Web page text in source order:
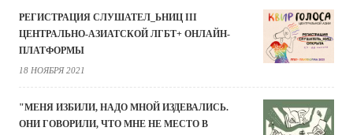
РЕГИСТРАЦИЯ СЛУШАТЕЛ_ЬНИЦ III
ЦЕНТРАЛЬНО-АЗИАТСКОЙ ЛГБТ+ ОНЛАЙН-
ПЛАТФОРМЫ
18 НОЯБРЯ 2021
"МЕНЯ ИЗБИЛИ, НАДО МНОЙ ИЗДЕВАЛИСЬ.
ОНИ ГОВОРИЛИ, ЧТО МНЕ НЕ МЕСТО В